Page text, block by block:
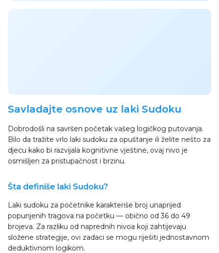
Savladajte osnove uz laki Sudoku
Dobrodošli na savršen početak vašeg logičkog putovanja.
Bilo da tražite vrlo laki sudoku za opuštanje ili želite nešto za
djecu kako bi razvijala kognitivne vještine, ovaj nivo je
osmišljen za pristupačnost i brzinu.
Šta definiše laki Sudoku?
Laki sudoku za početnike karakteriše broj unaprijed
popunjenih tragova na početku — obično od 36 do 49
brojeva. Za razliku od naprednih nivoa koji zahtijevaju
složene strategije, ovi zadaci se mogu riješiti jednostavnom
deduktivnom logikom.